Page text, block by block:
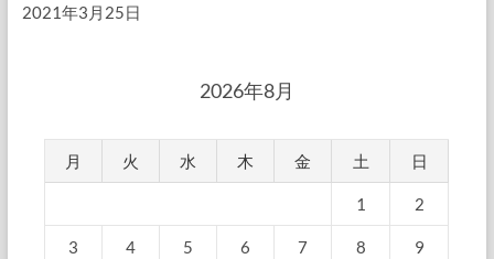
2021年3月25日
2026年8月
月 火 水 木 金 土 日
1 2
3 4 5 6 7 8 9